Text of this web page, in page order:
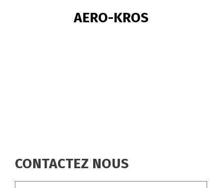
AERO-KROS
CONTACTEZ NOUS